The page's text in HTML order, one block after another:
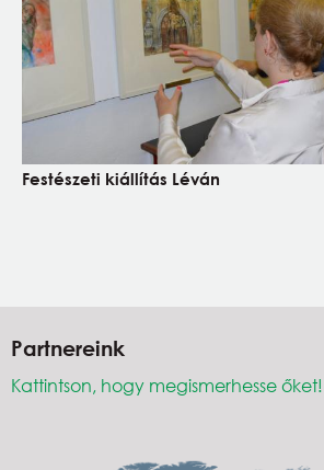
Festészeti kiállítás Léván
Partnereink
Kattintson, hogy megismerhesse őket!